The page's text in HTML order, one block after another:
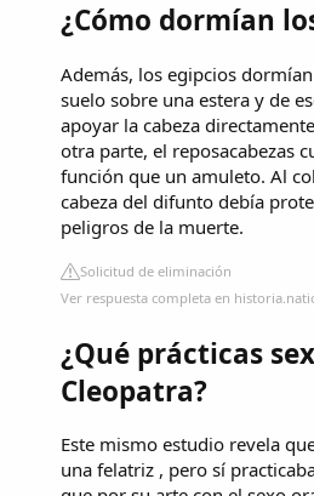
¿Cómo dormían
Además, los egipcios
suelo sobre una estera y de
apoyar la cabeza
otra parte, el reposacabezas
función que un amuleto. Al
cabeza del difunto debía
peligros de la muerte.
Solicitud de eliminación
Ver respuesta completa en
¿Qué prácticas
Cleopatra?
Este mismo estudio revela
una felatriz , pero sí